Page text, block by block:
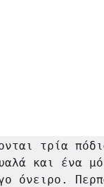
τρία
και ένα
όνειρο.